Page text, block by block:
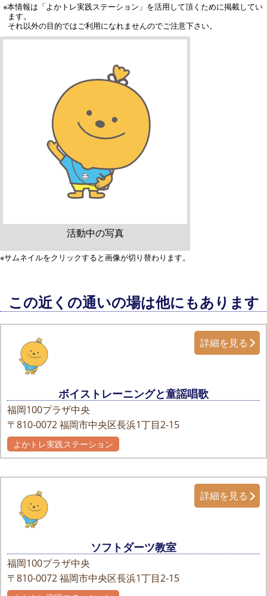
※本情報は「よかトレ実践ステーション」を活用して頂くために掲載してい
ます。
それ以外の目的ではご利用になれませんのでご注意下さい。
活動中の写真
※サムネイルをクリックすると画像が切り替わります。
この近くの通いの場は他にもあります
ボイストレーニングと童謡唱歌
福岡100プラザ中央
〒810-0072福岡市中央区長浜1丁目2-15
詳細を見る
よかトレ実践ステーション
ソフトダーツ教室
福岡100プラザ中央
〒810-0072福岡市中央区長浜1丁目2-15
詳細を見る